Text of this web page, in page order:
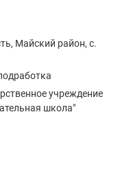
Майский район, с.
учреждение
школа"